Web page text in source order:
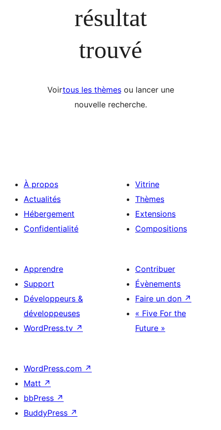
résultat
trouvé
Voirtous les thèmesou lancer une
nouvelle recherche.
À propos
Actualités
Hébergement
Confidentialité
Vitrine
Thèmes
Extensions
Compositions
Apprendre
Support
Développeurs &
développeuses
WordPress.tv ↗
Contribuer
Évènements
Faire un don ↗
« Five For the
Future »
WordPress.com ↗
Matt ↗
bbPress ↗
BuddyPress ↗